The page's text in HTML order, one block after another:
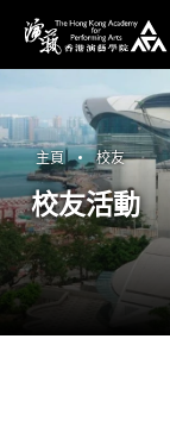
香港演藝學院
主頁 校友
校友活動